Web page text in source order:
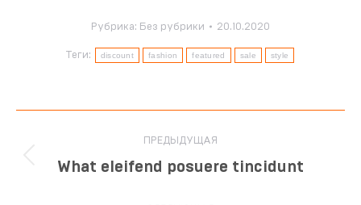
Рубрика: Без рубрики 20.10.2020
Теги: discount fashion featured sale style
ПРЕДЫДУЩАЯ
What eleifend posuere tincidunt